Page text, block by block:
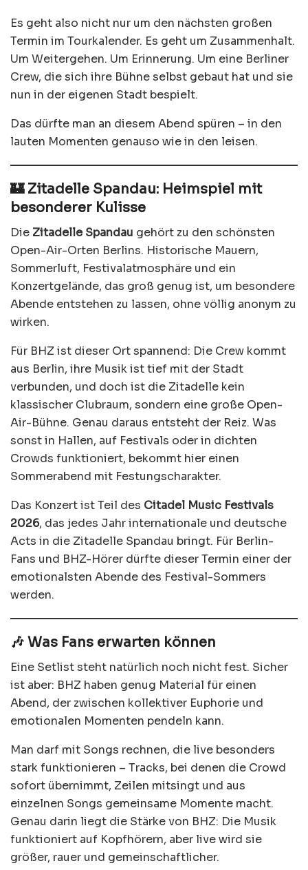
Es geht also nicht nur um den nächsten großen
Termin im Tourkalender. Es geht um Zusammenhalt.
Um Weitergehen. Um Erinnerung. Um eine Berliner
Crew, die sich ihre Bühne selbst gebaut hat und sie
nun in der eigenen Stadt bespielt.
Das dürfte man an diesem Abend spüren – in den
lauten Momenten genauso wie in den leisen.
🏰 Zitadelle Spandau: Heimspiel mit
besonderer Kulisse
Die Zitadelle Spandau gehört zu den schönsten
Open-Air-Orten Berlins. Historische Mauern,
Sommerluft, Festivalatmosphäre und ein
Konzertgelände, das groß genug ist, um besondere
Abende entstehen zu lassen, ohne völlig anonym zu
wirken.
Für BHZ ist dieser Ort spannend: Die Crew kommt
aus Berlin, ihre Musik ist tief mit der Stadt
verbunden, und doch ist die Zitadelle kein
klassischer Clubraum, sondern eine große Open-
Air-Bühne. Genau daraus entsteht der Reiz. Was
sonst in Hallen, auf Festivals oder in dichten
Crowds funktioniert, bekommt hier einen
Sommerabend mit Festungscharakter.
Das Konzert ist Teil des Citadel Music Festivals
2026, das jedes Jahr internationale und deutsche
Acts in die Zitadelle Spandau bringt. Für Berlin-
Fans und BHZ-Hörer dürfte dieser Termin einer der
emotionalsten Abende des Festival-Sommers
werden.
🎶 Was Fans erwarten können
Eine Setlist steht natürlich noch nicht fest. Sicher
ist aber: BHZ haben genug Material für einen
Abend, der zwischen kollektiver Euphorie und
emotionalen Momenten pendeln kann.
Man darf mit Songs rechnen, die live besonders
stark funktionieren – Tracks, bei denen die Crowd
sofort übernimmt, Zeilen mitsingt und aus
einzelnen Songs gemeinsame Momente macht.
Genau darin liegt die Stärke von BHZ: Die Musik
funktioniert auf Kopfhörern, aber live wird sie
größer, rauer und gemeinschaftlicher.